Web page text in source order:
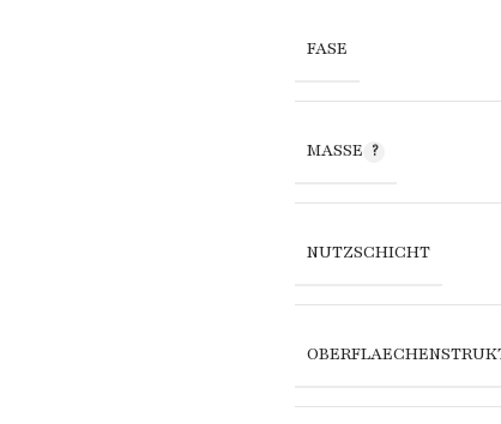
FASE
MASSE
NUTZSCHICHT